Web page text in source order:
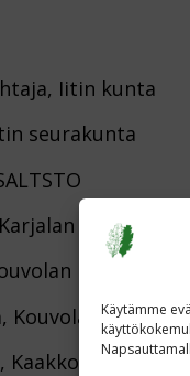
Käytämme
Iitin kunta
seurakunta
prikaati
kaupunki
Kouvolan Seudun
Suomen